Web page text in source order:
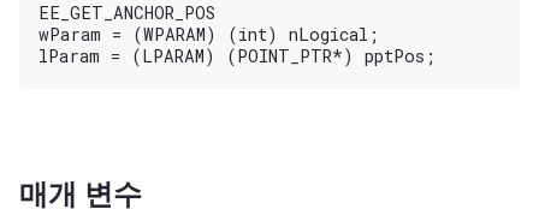
EE_GET_ANCHOR_POS
wParam = (WPARAM) (int) nLogical;
매개 변수